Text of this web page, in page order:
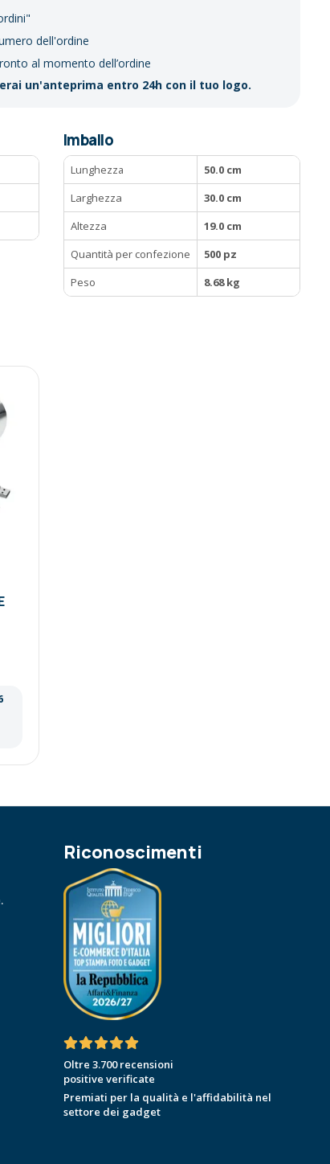
dell'ordine
al momento dell’ordine
un'anteprima entro 24h con il tuo logo.
Imballo
Lunghezza
50.0 cm
Larghezza
30.0 cm
Altezza
19.0 cm
Quantità per confezione
500 pz
Peso
8.68 kg
Riconoscimenti
Oltre 3.700 recensioni
positive verificate
Premiati per la qualità e l'affidabilità nel
settore dei gadget